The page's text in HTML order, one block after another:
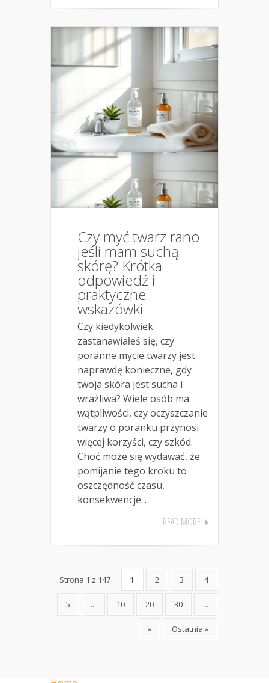
Czy myć twarz rano
jeśli mam suchą
skórę? Krótka
odpowiedź i
praktyczne
wskazówki
Czy kiedykolwiek
zastanawiałeś się, czy
poranne mycie twarzy jest
naprawdę konieczne, gdy
twoja skóra jest sucha i
wrażliwa? Wiele osób ma
wątpliwości, czy oczyszczanie
twarzy o poranku przynosi
więcej korzyści, czy szkód.
Choć może się wydawać, że
pomijanie tego kroku to
oszczędność czasu,
konsekwencje...
READ MORE
Strona 1 z 147 1 2 3 4
5 ... 10 20 30 ...
» Ostatnia »